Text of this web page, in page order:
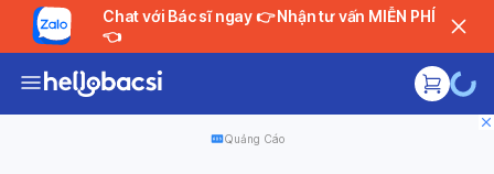
Chat với Bác sĩ ngay 👉 Nhận tư vấn MIỄN PHÍ
👈
Quảng Cáo